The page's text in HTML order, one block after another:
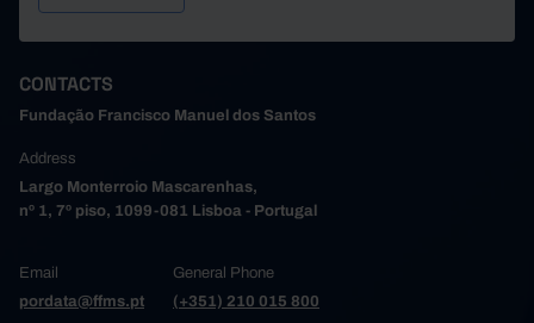
CONTACTS
Fundação Francisco Manuel dos Santos
Address
Largo Monterroio Mascarenhas,
nº 1, 7º piso, 1099-081 Lisboa - Portugal
Email
pordata@ffms.pt
General Phone
(+351) 210 015 800